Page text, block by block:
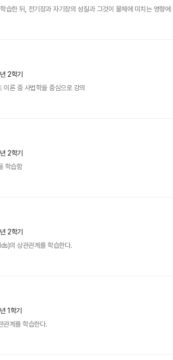
습한 뒤, 전기장과 자기장의 성질과 그것이 물체에 미치는 영향에
2학기
이론 중 사법학을 중심으로 강의
2학기
학습함
2학기
의 상관관계를 학습한다.
1학기
관계를 학습한다.